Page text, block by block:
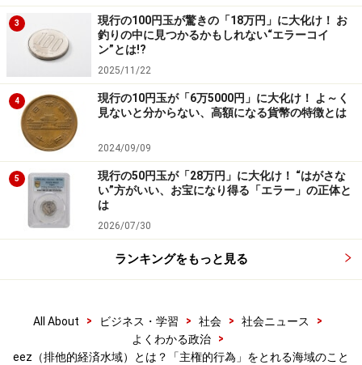
立され、この問題など、条約としては未確定だった海域
利用の国際法ルール作りはじまりました。この会議は長
きに渡りましたが、なんとか決着しました。ここで先進
国と途上国が妥協したのは「あくまで『経済的権利に限
定した権利』のある大きな水域を沿岸国に認める」とい
うものでした。
先進国は、長年の会議中、著しく発展した海洋技術によ
って、自国から離れた沿岸海底の資源もある程度利用で
きることがわかったことで、「主権的権利を主張する海
域を全否定することは得策ではない」と考えるようにな
りました。また、漁業先進国は、水域設定によって途上
国沖合いの良漁場の管理義務を沿岸国に負わせることも
こうして、排他的経済水域の規定を設けた国連海洋法条
3
現行の100円玉が驚きの「18万円」に大化け！ お
釣りの中に見つかるかもしれない“エラーコイ
ン”とは!?
2025/11/22
4
現行の10円玉が「6万5000円」に大化け！ よ～く
見ないと分からない、高額になる貨幣の特徴とは
2024/09/09
5
現行の50円玉が「28万円」に大化け！ “はがさな
い”方がいい、お宝になり得る「エラー」の正体と
は
2026/07/30
ランキングをもっと見る
All About > ビジネス・学習 > 社会 > 社会ニュース
>
よくわかる政治
>
eez（排他的経済水域）とは？「主権的行為」をとれる海域のこと